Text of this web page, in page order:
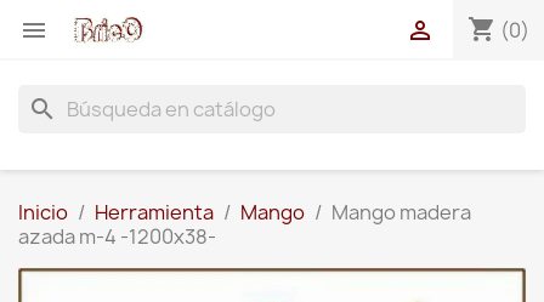
 shopping_cart (0)

search
Inicio Herramienta Mango
Mango madera
azada m-4 -1200x38-